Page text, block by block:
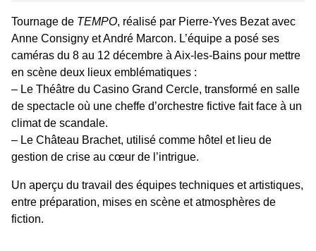
Tournage de TEMPO, réalisé par Pierre-Yves Bezat avec
Anne Consigny et André Marcon. L’équipe a posé ses
caméras du 8 au 12 décembre à Aix-les-Bains pour mettre
en scène deux lieux emblématiques :
– Le Théâtre du Casino Grand Cercle, transformé en salle
de spectacle où une cheffe d’orchestre fictive fait face à un
climat de scandale.
– Le Château Brachet, utilisé comme hôtel et lieu de
gestion de crise au cœur de l’intrigue.
Un aperçu du travail des équipes techniques et artistiques,
entre préparation, mises en scène et atmosphères de
fiction.